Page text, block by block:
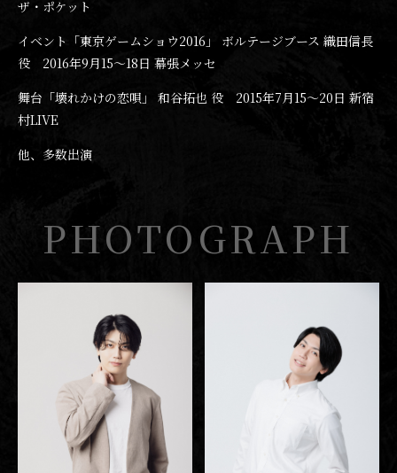
ザ・ポケット
イベント「東京ゲームショウ2016」 ボルテージブース 織田信長
役 2016年9月15〜18日 幕張メッセ
舞台「壊れかけの恋唄」 和谷拓也 役 2015年7月15〜20日 新宿
村LIVE
他、多数出演
PHOTOGRAPH